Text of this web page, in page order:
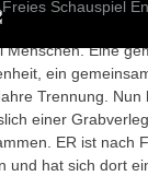
Menschen. Eine
ein
Trennung. Nun
einer
ER ist nach
und hat sich dort